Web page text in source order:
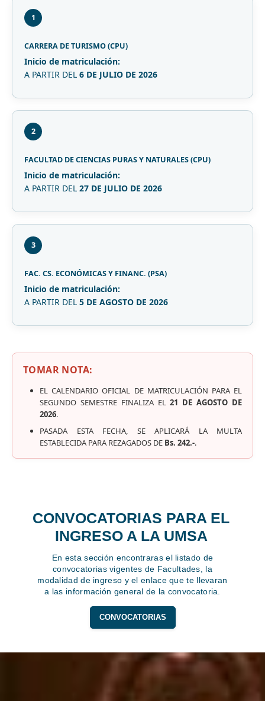
1
CARRERA DE TURISMO (CPU)
Inicio de matriculación:
A PARTIR DEL 6 DE JULIO DE 2026
2
FACULTAD DE CIENCIAS PURAS Y NATURALES (CPU)
Inicio de matriculación:
A PARTIR DEL 27 DE JULIO DE 2026
3
FAC. CS. ECONÓMICAS Y FINANC. (PSA)
Inicio de matriculación:
A PARTIR DEL 5 DE AGOSTO DE 2026
TOMAR NOTA:
EL CALENDARIO OFICIAL DE MATRICULACIÓN PARA EL
SEGUNDO SEMESTRE FINALIZA EL21 DE AGOSTO DE
2026.
PASADA ESTA FECHA, SE APLICARÁ LA MULTA
ESTABLECIDA PARA REZAGADOS DE Bs. 242.-.
CONVOCATORIAS PARA EL
INGRESO A LA UMSA
En esta sección encontraras el listado de
convocatorias vigentes de Facultades, la
modalidad de ingreso y el enlace que te llevaran
a las información general de la convocatoria.
CONVOCATORIAS